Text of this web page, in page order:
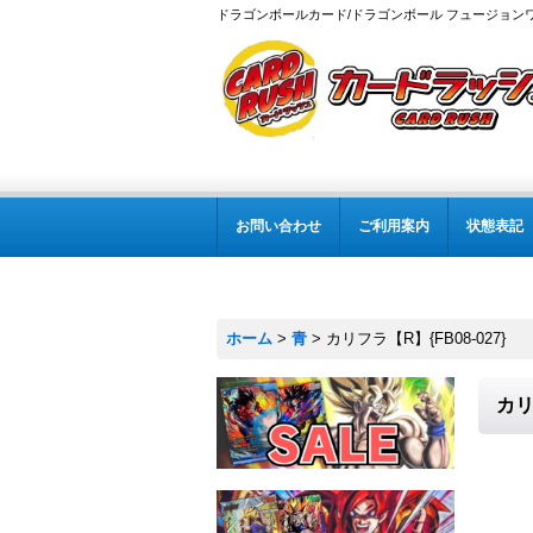
ドラゴンボールカード/ドラゴンボール フュージョン
お問い合わせ ご利用案内 状態表記
ホーム > 青 > カリフラ【R】{FB08-027}
カ